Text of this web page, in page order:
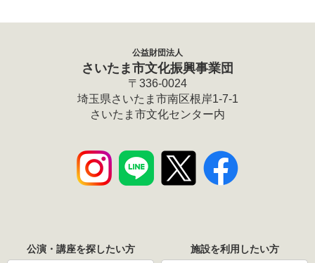
公益財団法人
さいたま市文化振興事業団
〒336-0024
埼玉県さいたま市南区根岸1-7-1
さいたま市文化センター内
公演・講座を探したい方 施設を利用したい方